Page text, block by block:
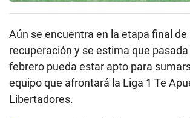
Aún se encuentra en la etapa final de
recuperación y se estima que
febrero pueda estar apto para
equipo que afrontará la Liga 1 Te
Libertadores.